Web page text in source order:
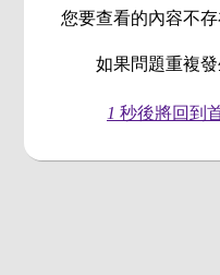
您要查看的內容不
如果問題重複發
1 秒後將回到